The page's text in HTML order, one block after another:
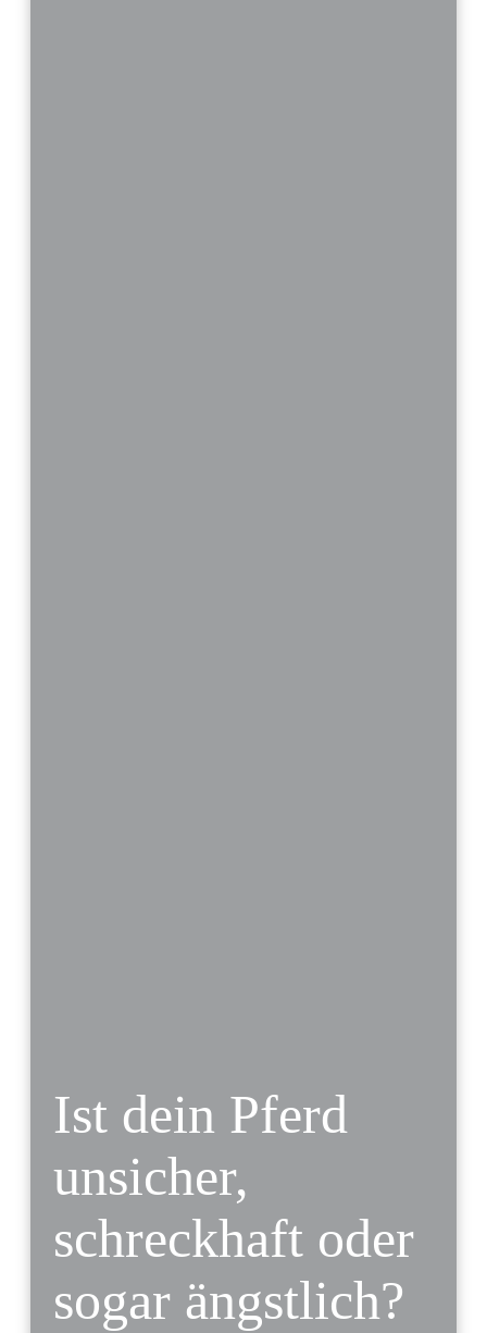
Ist dein Pferd
unsicher,
schreckhaft oder
sogar ängstlich?